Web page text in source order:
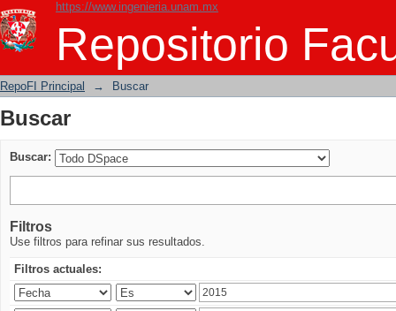
https://www.ingenieria.unam.mx
Repositorio
Buscar
RepoFI Principal → Buscar
Buscar
Buscar:
Filtros
Use filtros para refinar sus resultados.
Filtros actuales: